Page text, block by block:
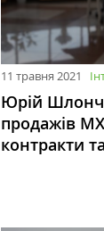
11 травня 2021
Юрій
продажів
контракти